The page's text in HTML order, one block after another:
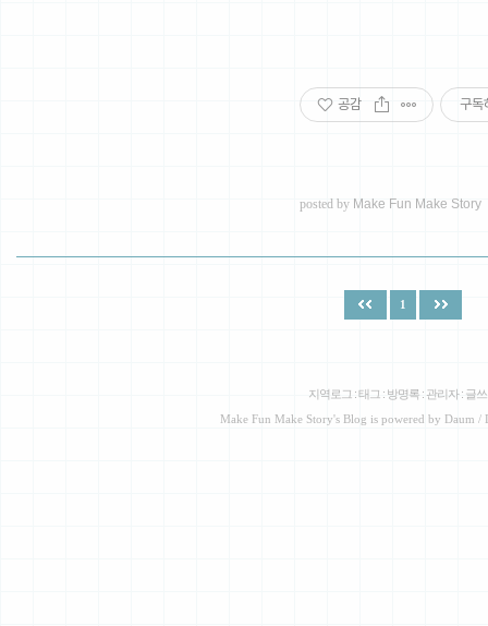
공감 구독
posted by Make Fun Make Story
1
지역로그 :태그 : 방명록 : 관리자: 글
Make Fun Make Story's Blog is powered by Daum /